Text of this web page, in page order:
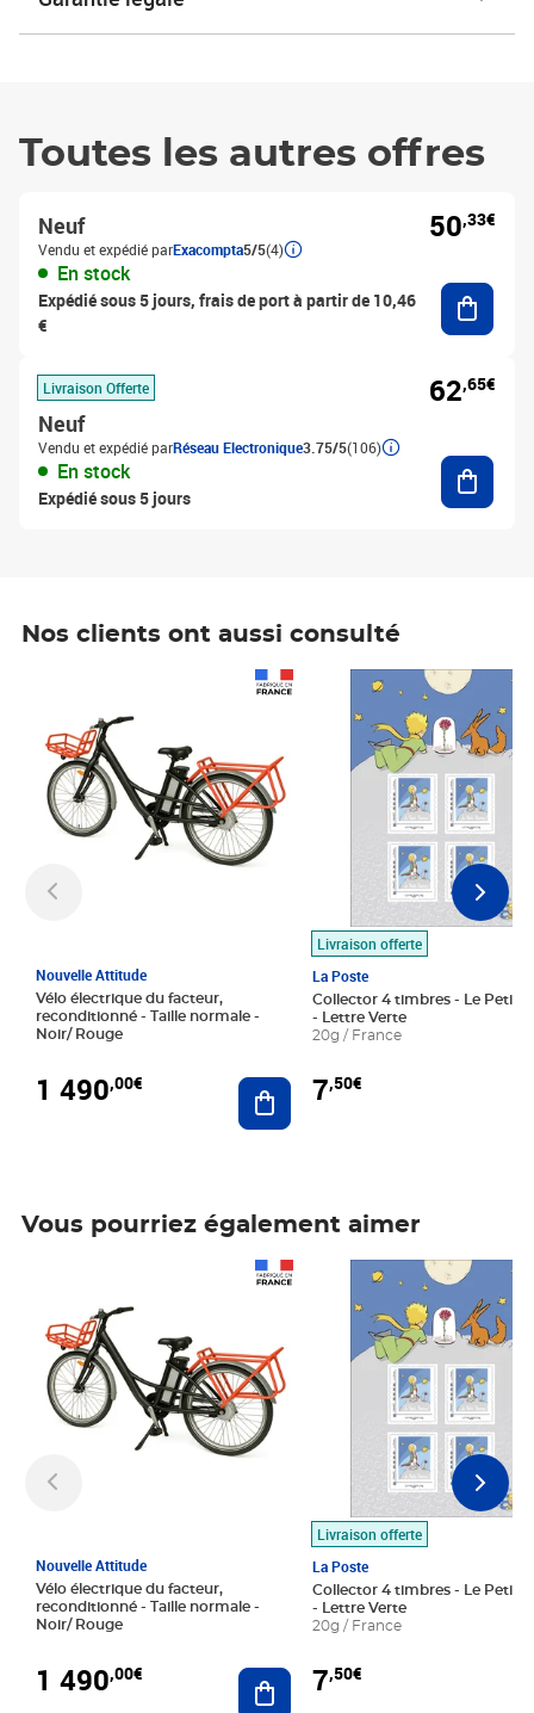
Toutes les autres offres
Neuf
Vendu et expédié parExacompta5/5(4)
En stock
Expédié sous 5 jours, frais de port à partir de 10,46
€
50,33€
Livraison Offerte
Neuf
Vendu et expédié parRéseau Electronique3.75/5(106)
En stock
Expédié sous 5 jours
62,65€
Nos clients ont aussi consulté
Nouvelle Attitude
Vélo électrique du facteur,
reconditionné - Taille normale -
Noir/ Rouge
1 490,00€ Ajouter au panier
Livraison offerte
La Poste
Collector 4 timbres - Le Petit
- Lettre Verte
20g / France
7,50€
Prix 7,50€
Vous pourriez également aimer
Nouvelle Attitude
Vélo électrique du facteur,
reconditionné - Taille normale -
Noir/ Rouge
1 490,00€ Ajouter au panier
Livraison offerte
La Poste
Collector 4 timbres - Le Petit
- Lettre Verte
20g / France
7,50€
Prix 7,50€